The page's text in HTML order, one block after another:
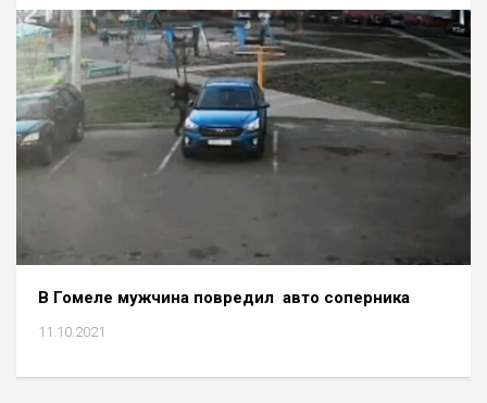
В Гомеле мужчина повредил авто соперника
11.10.2021